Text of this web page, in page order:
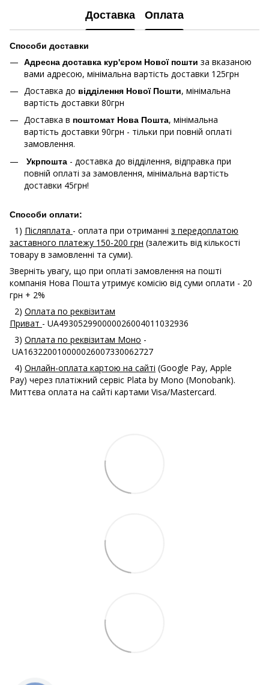
Доставка Оплата
Способи доставки
Адресна доставка кур'єром Нової пошти за вказаною
вами адресою, мінімальна вартість доставки 125грн
Доставка до відділення Нової Пошти, мінімальна
вартість доставки 80грн
Доставка в поштомат Нова Пошта, мінімальна
вартість доставки 90грн - тільки при повній оплаті
замовлення.
Укрпошта - доставка до відділення, відправка при
повній оплаті за замовлення, мінімальна вартість
доставки 45грн!
Способи оплати:
1) Післяплата - оплата при отриманні з передоплатою
заставного платежу 150-200 грн (залежить від кількості
товару в замовленні та суми).
Зверніть увагу, що при оплаті замовлення на пошті
компанія Нова Пошта утримує комісію від суми оплати - 20
грн + 2%
2) Оплата по реквізитам
Приват - UA493052990000026004011032936
3) Оплата по реквізитам Моно -
UA163220010000026007330062727
4) Онлайн-оплата картою на сайті (Google Pay, Apple
Pay) через платіжний сервіс Plata by Mono (Monobank).
Миттєва оплата на сайті картами Visa/Mastercard.